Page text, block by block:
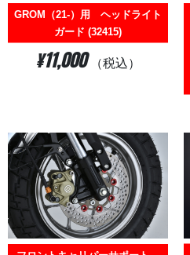
GROM（21-）用 ヘッドライト
ガード (32415)
¥11,000 （税込）